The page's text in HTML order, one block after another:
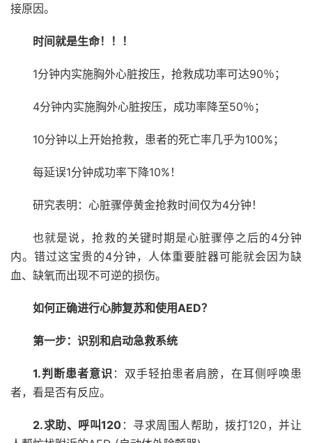
接原因。
时间就是生命！！！
1分钟内实施胸外心脏按压，抢救成功率可达90％；
4分钟内实施胸外心脏按压，成功率降至50％；
10分钟以上开始抢救，患者的死亡率几乎为100%；
每延误1分钟成功率下降10%！
研究表明：心脏骤停黄金抢救时间仅为4分钟！
也就是说，抢救的关键时期是心脏骤停之后的4分钟
内。错过这宝贵的4分钟，人体重要脏器可能就会因为缺
血、缺氧而出现不可逆的损伤。
如何正确进行心肺复苏和使用AED？
第一步：识别和启动急救系统
1.判断患者意识 ：双手轻拍患者肩膀，在耳侧呼唤患
者，看是否有反应。
2.求助、呼叫120 ：寻求周围人帮助，拨打120，并让